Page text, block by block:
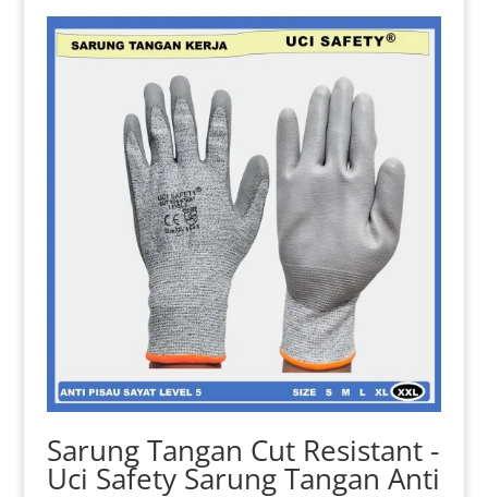
Sarung Tangan Cut Resistant -
Uci Safety Sarung Tangan Anti